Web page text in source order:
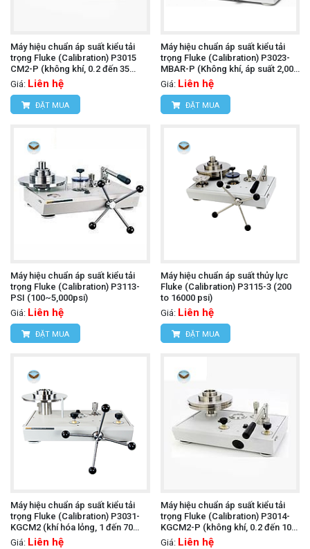
Máy hiệu chuẩn áp suất kiểu tải
trọng Fluke (Calibration) P3015
CM2-P (không khí, 0.2 đến 35
kgf/cm², PCU đơn)
Giá: Liên hệ
ĐẶT MUA
Máy hiệu chuẩn áp suất kiểu tải
trọng Fluke (Calibration) P3023-
MBAR-P (Không khí, áp suất 2,000
mbar và chân không đến 1,000
mbar)
Giá: Liên hệ
ĐẶT MUA
Máy hiệu chuẩn áp suất kiểu tải
trọng Fluke (Calibration) P3113-
PSI (100~5,000psi)
Giá: Liên hệ
ĐẶT MUA
Máy hiệu chuẩn áp suất thủy lực
Fluke (Calibration) P3115-3 (200
to 16000 psi)
Giá: Liên hệ
ĐẶT MUA
Máy hiệu chuẩn áp suất kiểu tải
trọng Fluke (Calibration) P3031-
KGCM2 (khí hóa lỏng, 1 đến 70
kgf/cm)
Giá: Liên hệ
Máy hiệu chuẩn áp suất kiểu tải
trọng Fluke (Calibration) P3014-
KGCM2-P (không khí, 0.2 đến 10
kgf/cm², PCU đơn)
Giá: Liên hệ